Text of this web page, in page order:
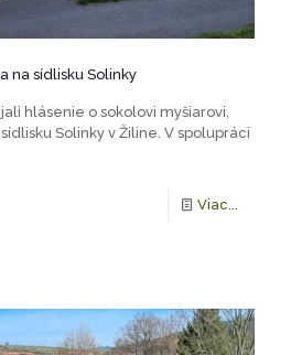
na sídlisku Solinky
hlásenie o sokolovi myšiarovi,
Solinky v Žiline. V spolupráci
Viac...